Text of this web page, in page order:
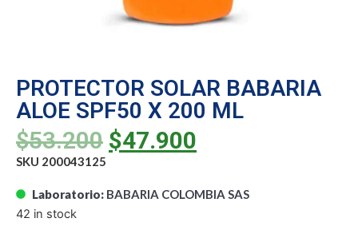
PROTECTOR SOLAR BABARIA
ALOE SPF50 X 200 ML
$53.200 $47.900
SKU 200043125
Laboratorio: BABARIA COLOMBIA SAS
42 in stock